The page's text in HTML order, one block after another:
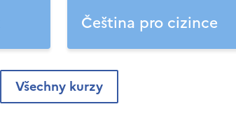
Čeština pro cizince
Všechny kurzy